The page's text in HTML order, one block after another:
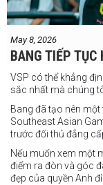
May 8, 2026
BANG TIẾP TỤC
VSP có thể khẳng
sắc nhất mà chúng
Bang đã tạo nên
Southeast Asian
trước đối thủ đẳng
Nếu muốn xem một
điểm ra đòn và góc
đẹp của quyền Anh